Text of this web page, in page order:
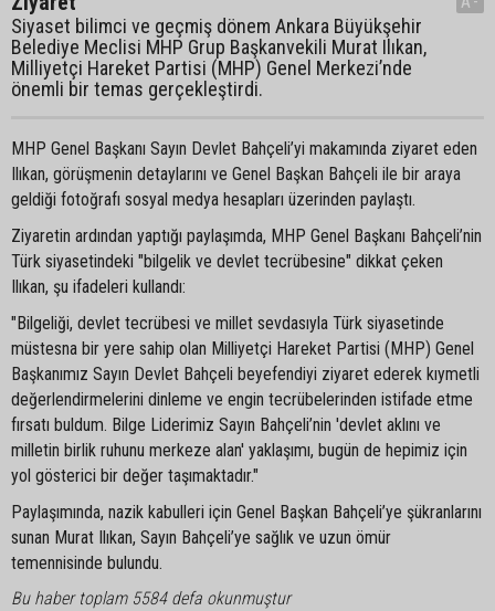
Siyaset bilimci ve geçmiş dönem Ankara Büyükşehir
Belediye Meclisi MHP Grup Başkanvekili Murat Ilıkan,
Milliyetçi Hareket Partisi (MHP) Genel Merkezi’nde
önemli bir temas gerçekleştirdi.
MHP Genel Başkanı Sayın Devlet Bahçeli’yi makamında ziyaret eden
Ilıkan, görüşmenin detaylarını ve Genel Başkan Bahçeli ile bir araya
geldiği fotoğrafı sosyal medya hesapları üzerinden paylaştı.
Ziyaretin ardından yaptığı paylaşımda, MHP Genel Başkanı Bahçeli’nin
Türk siyasetindeki "bilgelik ve devlet tecrübesine" dikkat çeken
Ilıkan, şu ifadeleri kullandı:
"Bilgeliği, devlet tecrübesi ve millet sevdasıyla Türk siyasetinde
müstesna bir yere sahip olan Milliyetçi Hareket Partisi (MHP) Genel
Başkanımız Sayın Devlet Bahçeli beyefendiyi ziyaret ederek kıymetli
değerlendirmelerini dinleme ve engin tecrübelerinden istifade etme
fırsatı buldum. Bilge Liderimiz Sayın Bahçeli’nin 'devlet aklını ve
milletin birlik ruhunu merkeze alan' yaklaşımı, bugün de hepimiz için
yol gösterici bir değer taşımaktadır."
Paylaşımında, nazik kabulleri için Genel Başkan Bahçeli’ye şükranlarını
sunan Murat Ilıkan, Sayın Bahçeli’ye sağlık ve uzun ömür
temennisinde bulundu.
Bu haber toplam 5584 defa okunmuştur